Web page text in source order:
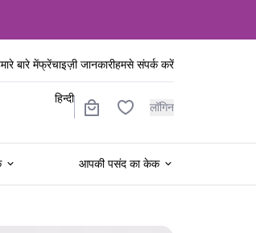
बारे मेंफ्रेंचाइज़ी जानकारीहमसे संपर्क करें
हिन्दी
लॉगिन
आपकी पसंद का केक